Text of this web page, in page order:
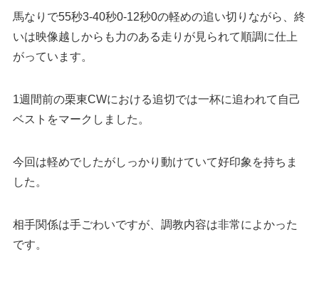
馬なりで55秒3-40秒0-12秒0の軽めの追い切りながら、終
いは映像越しからも力のある走りが見られて順調に仕上
がっています。
1週間前の栗東CWにおける追切では一杯に追われて自己
ベストをマークしました。
今回は軽めでしたがしっかり動けていて好印象を持ちま
した。
相手関係は手ごわいですが、調教内容は非常によかった
です。